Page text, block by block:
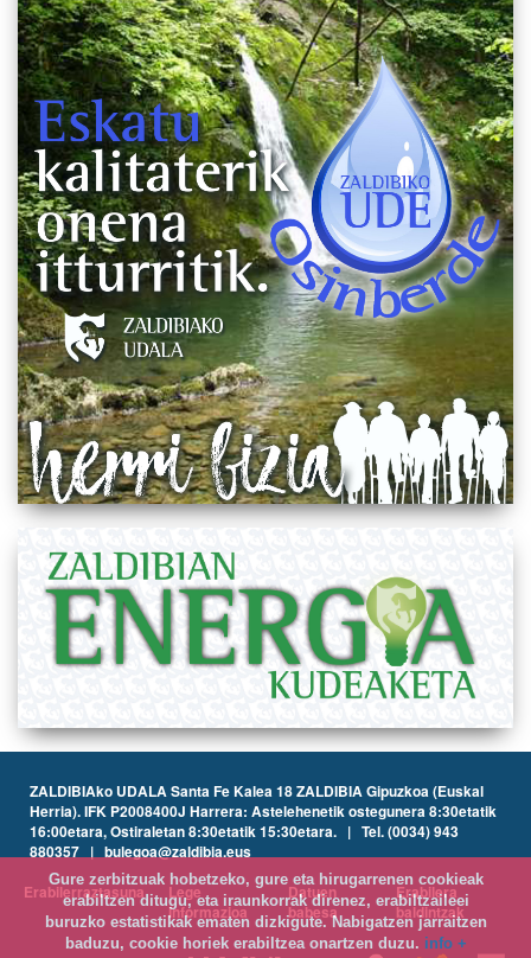
ZALDIBIAko UDALA Santa Fe Kalea 18 ZALDIBIA Gipuzkoa (Euskal
Herria). IFK P2008400J Harrera: Astelehenetik ostegunera 8:30etatik
16:00etara, Ostiraletan 8:30etatik 15:30etara. | Tel. (0034) 943
880357 | bulegoa@zaldibia.eus
Erabilerraztasuna
Lege
informazioa
Datuen
babesa
Erabilera
baldintzak
Gure zerbitzuak hobetzeko, gure eta hirugarrenen cookieak
erabiltzen ditugu, eta iraunkorrak direnez, erabiltzaileei
buruzko estatistikak ematen dizkigute. Nabigatzen jarraitzen
baduzu, cookie horiek erabiltzea onartzen duzu. info +